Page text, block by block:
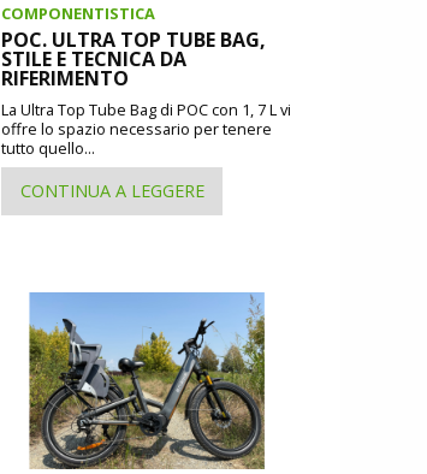
COMPONENTISTICA
POC. ULTRA TOP TUBE BAG,
STILE E TECNICA DA
RIFERIMENTO
La Ultra Top Tube Bag di POC con 1, 7 L vi
offre lo spazio necessario per tenere
tutto quello...
CONTINUA A LEGGERE